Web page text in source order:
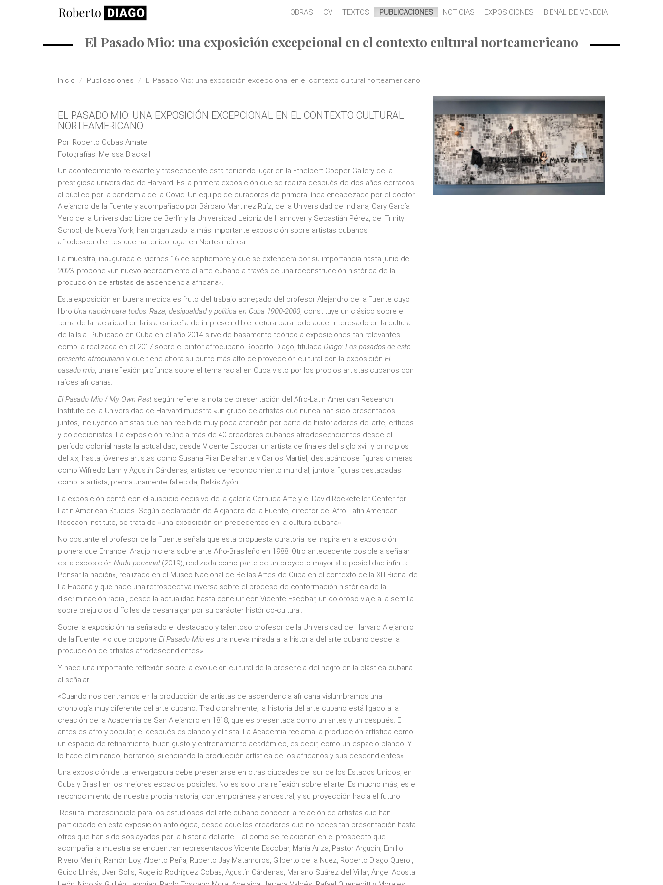
Pasar al contenido principal
OBRAS CV TEXTOS PUBLICACIONES NOTICIAS EXPOSICIONES BIENAL DE VENECIA
Inicio Publicaciones El Pasado Mio: una exposición excepcional en el contexto cultural norteamericano
El Pasado Mio: una exposición excepcional en el contexto cultural norteamericano
EL PASADO MIO: UNA EXPOSICIÓN EXCEPCIONAL EN EL CONTEXTO CULTURAL
NORTEAMERICANO
Por: Roberto Cobas Amate
Fotografías: Melissa Blackall
Un acontecimiento relevante y trascendente esta teniendo lugar en la Ethelbert Cooper Gallery de la
prestigiosa universidad de Harvard. Es la primera exposición que se realiza después de dos años cerrados
al público por la pandemia de la Covid. Un equipo de curadores de primera línea encabezado por el doctor
Alejandro de la Fuente y acompañado por Bárbaro Martinez Ruíz, de la Universidad de Indiana, Cary García
Yero de la Universidad Libre de Berlín y la Universidad Leibniz de Hannover y Sebastián Pérez, del Trinity
School, de Nueva York, han organizado la más importante exposición sobre artistas cubanos
afrodescendientes que ha tenido lugar en Norteamérica.
La muestra, inaugurada el viernes 16 de septiembre y que se extenderá por su importancia hasta junio del
2023, propone «un nuevo acercamiento al arte cubano a través de una reconstrucción histórica de la
producción de artistas de ascendencia africana».
Esta exposición en buena medida es fruto del trabajo abnegado del profesor Alejandro de la Fuente cuyo
libro Una nación para todos; Raza, desigualdad y política en Cuba 1900-2000, constituye un clásico sobre el
tema de la racialidad en la isla caribeña de imprescindible lectura para todo aquel interesado en la cultura
de la Isla. Publicado en Cuba en el año 2014 sirve de basamento teórico a exposiciones tan relevantes
como la realizada en el 2017 sobre el pintor afrocubano Roberto Diago, titulada Diago: Los pasados de este
presente afrocubano y que tiene ahora su punto más alto de proyección cultural con la exposición El
pasado mío, una reflexión profunda sobre el tema racial en Cuba visto por los propios artistas cubanos con
raíces africanas.
El Pasado Mio / My Own Past según refiere la nota de presentación del Afro-Latin American Research
Institute de la Universidad de Harvard muestra «un grupo de artistas que nunca han sido presentados
juntos, incluyendo artistas que han recibido muy poca atención por parte de historiadores del arte, críticos
y coleccionistas. La exposición reúne a más de 40 creadores cubanos afrodescendientes desde el
período colonial hasta la actualidad, desde Vicente Escobar, un artista de finales del siglo xviii y principios
del xix, hasta jóvenes artistas como Susana Pilar Delahante y Carlos Martiel, destacándose figuras cimeras
como Wifredo Lam y Agustín Cárdenas, artistas de reconocimiento mundial, junto a figuras destacadas
como la artista, prematuramente fallecida, Belkis Ayón.
La exposición contó con el auspicio decisivo de la galería Cernuda Arte y el David Rockefeller Center for
Latin American Studies. Según declaración de Alejandro de la Fuente, director del Afro-Latin American
Reseach Institute, se trata de «una exposición sin precedentes en la cultura cubana».
No obstante el profesor de la Fuente señala que esta propuesta curatorial se inspira en la exposición
pionera que Emanoel Araujo hiciera sobre arte Afro-Brasileño en 1988. Otro antecedente posible a señalar
es la exposición Nada personal (2019), realizada como parte de un proyecto mayor «La posibilidad infinita.
Pensar la nación», realizado en el Museo Nacional de Bellas Artes de Cuba en el contexto de la XIII Bienal de
La Habana y que hace una retrospectiva inversa sobre el proceso de conformación histórica de la
discriminación racial, desde la actualidad hasta concluir con Vicente Escobar, un doloroso viaje a la semilla
sobre prejuicios difíciles de desarraigar por su carácter histórico-cultural.
Sobre la exposición ha señalado el destacado y talentoso profesor de la Universidad de Harvard Alejandro
de la Fuente: «lo que propone El Pasado Mío es una nueva mirada a la historia del arte cubano desde la
producción de artistas afrodescendientes».
Y hace una importante reflexión sobre la evolución cultural de la presencia del negro en la plástica cubana
al señalar:
«Cuando nos centramos en la producción de artistas de ascendencia africana vislumbramos una
cronología muy diferente del arte cubano. Tradicionalmente, la historia del arte cubano está ligado a la
creación de la Academia de San Alejandro en 1818, que es presentada como un antes y un después. El
antes es afro y popular, el después es blanco y elitista. La Academia reclama la producción artística como
un espacio de refinamiento, buen gusto y entrenamiento académico, es decir, como un espacio blanco. Y
lo hace eliminando, borrando, silenciando la producción artística de los africanos y sus descendientes».
Una exposición de tal envergadura debe presentarse en otras ciudades del sur de los Estados Unidos, en
Cuba y Brasil en los mejores espacios posibles. No es solo una reflexión sobre el arte. Es mucho más, es el
reconocimiento de nuestra propia historia, contemporánea y ancestral, y su proyección hacia el futuro.
Resulta imprescindible para los estudiosos del arte cubano conocer la relación de artistas que han
participado en esta exposición antológica, desde aquellos creadores que no necesitan presentación hasta
otros que han sido soslayados por la historia del arte. Tal como se relacionan en el prospecto que
acompaña la muestra se encuentran representados Vicente Escobar, María Ariza, Pastor Argudin, Emilio
Rivero Merlín, Ramón Loy, Alberto Peña, Ruperto Jay Matamoros, Gilberto de la Nuez, Roberto Diago Querol,
Guido Llinás, Uver Solis, Rogelio Rodríguez Cobas, Agustín Cárdenas, Mariano Suárez del Villar, Ángel Acosta